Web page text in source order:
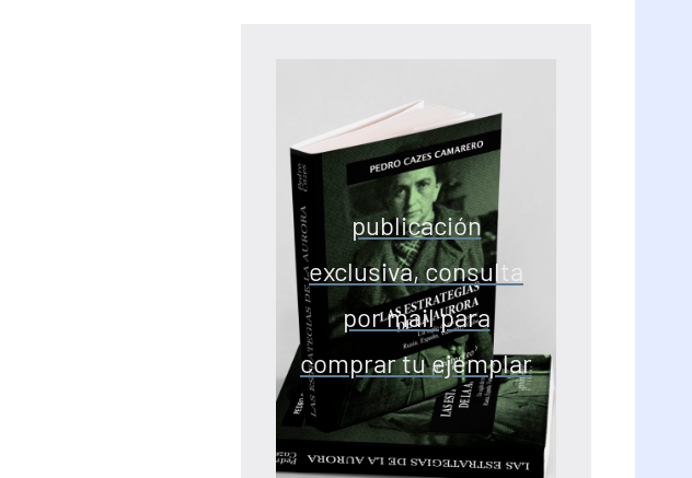
publicación
exclusiva, consulta
por mail para
comprar tu ejemplar